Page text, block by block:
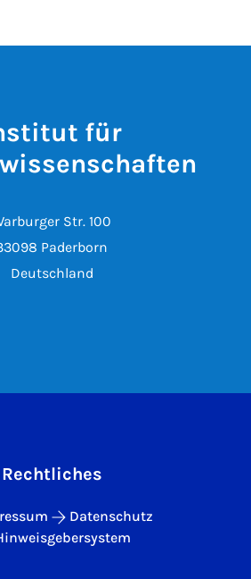
für
Str. 100
Paderborn
Deutschland
Rechtliches
Datenschutz